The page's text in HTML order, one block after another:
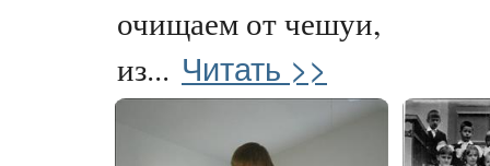
очищаем от чешуи,
из... Читать >>